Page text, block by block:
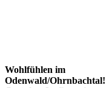
Wohlfühlen im
Odenwald/Ohrnbachtal!